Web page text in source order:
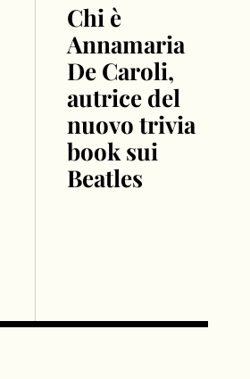
Chi è
Annamaria
De Caroli,
autrice del
nuovo trivia
book sui
Beatles